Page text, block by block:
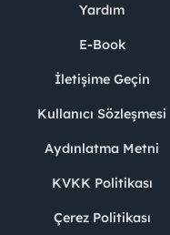
Yardım
E-Book
İletişime Geçin
Kullanıcı Sözleşmesi
Aydınlatma Metni
KVKK Politikası
Çerez Politikası